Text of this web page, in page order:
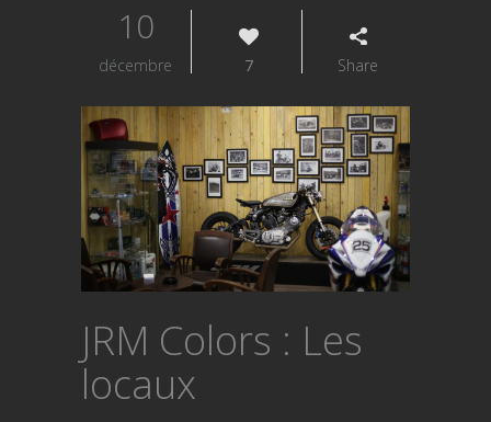
10
décembre 7 Share
JRM Colors : Les
locaux